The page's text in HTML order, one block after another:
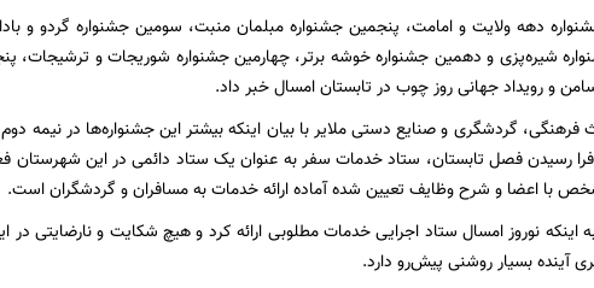
دهه ولایت و امامت، پنجمین جشنواره مبلمان منبت، سومین جشنواره گردو و
شیره‌پزی و دهمین جشنواره خوشه برتر، چهارمین جشنواره شوریجات و ترشیجات،
و رویداد جهانی روز چوب در تابستان امسال خبر داد.
فرهنگی، گردشگری و صنایع دستی ملایر با بیان اینکه بیشتر این جشنواره‌ها در نیمه
فرا رسیدن فصل تابستان، ستاد خدمات سفر به عنوان یک ستاد دائمی در این
با اعضا و شرح وظایف تعیین شده آماده ارائه خدمات به مسافران و گردشگران است.
اینکه نوروز امسال ستاد اجرایی خدمات مطلوبی ارائه کرد و هیچ شکایت و نارضایتی
آینده بسیار روشنی پیش‌رو دارد.